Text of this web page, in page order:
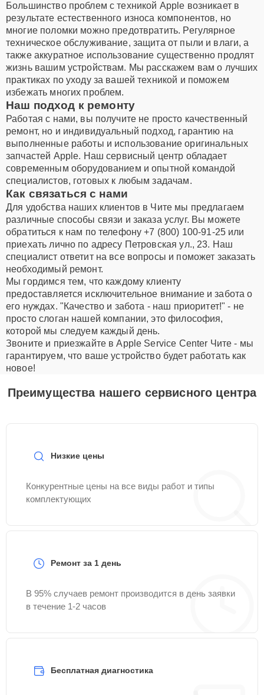
Большинство проблем с техникой Apple возникает в
результате естественного износа компонентов, но
многие поломки можно предотвратить. Регулярное
техническое обслуживание, защита от пыли и влаги, а
также аккуратное использование существенно продлят
жизнь вашим устройствам. Мы расскажем вам о лучших
практиках по уходу за вашей техникой и поможем
избежать многих проблем.
Наш подход к ремонту
Работая с нами, вы получите не просто качественный
ремонт, но и индивидуальный подход, гарантию на
выполненные работы и использование оригинальных
запчастей Apple. Наш сервисный центр обладает
современным оборудованием и опытной командой
специалистов, готовых к любым задачам.
Как связаться с нами
Для удобства наших клиентов в Чите мы предлагаем
различные способы связи и заказа услуг. Вы можете
обратиться к нам по телефону +7 (800) 100-91-25 или
приехать лично по адресу Петровская ул., 23. Наш
специалист ответит на все вопросы и поможет заказать
необходимый ремонт.
Мы гордимся тем, что каждому клиенту
предоставляется исключительное внимание и забота о
его нуждах. "Качество и забота - наш приоритет!" - не
просто слоган нашей компании, это философия,
которой мы следуем каждый день.
Звоните и приезжайте в Apple Service Center Чите - мы
гарантируем, что ваше устройство будет работать как
новое!
Преимущества нашего сервисного центра
Низкие цены
Конкурентные цены на все виды работ и типы
комплектующих
Ремонт за 1 день
В 95% случаев ремонт производится в день заявки
в течение 1-2 часов
Бесплатная диагностика